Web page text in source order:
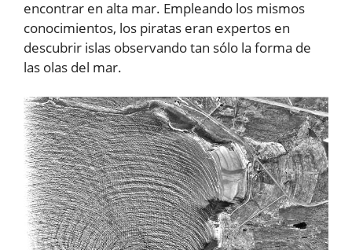
encontrar en alta mar. Empleando los mismos
conocimientos, los piratas eran expertos en
descubrir islas observando tan sólo la forma de
las olas del mar.